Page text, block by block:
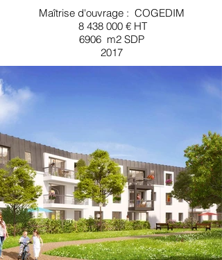
Maîtrise d'ouvrage : COGEDIM
8 438 000 € HT
6906 m2 SDP
2017